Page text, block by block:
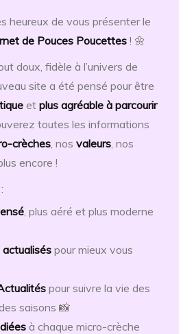
heureux de vous présenter le
de Pouces Poucettes ! 🌼
doux, fidèle à l’univers de
site a été pensé pour être
etplus agréable à parcourir
toutes les informations
crèches, nosvaleurs, nos
encore !
, plus aéré et plus moderne
pour mieux vous
pour suivre la vie des
saisons 📸
à chaque micro-crèche